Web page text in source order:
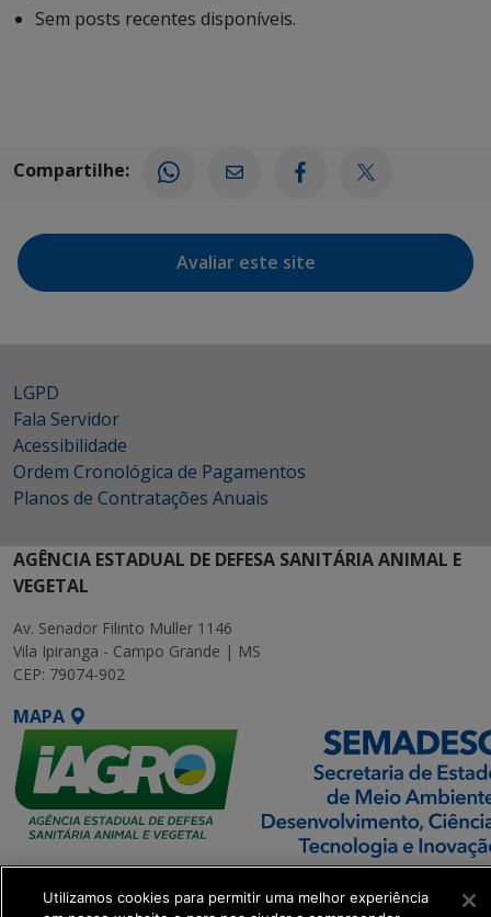
Sem posts recentes disponíveis.
Compartilhe:
Avaliar este site
LGPD
Fala Servidor
Acessibilidade
Ordem Cronológica de Pagamentos
Planos de Contratações Anuais
AGÊNCIA ESTADUAL DE DEFESA SANITÁRIA ANIMAL E
VEGETAL
Av. Senador Filinto Muller 1146
Vila Ipiranga - Campo Grande | MS
CEP: 79074-902
MAPA
Executiva de
Utilizamos cookies para permitir uma melhor experiência